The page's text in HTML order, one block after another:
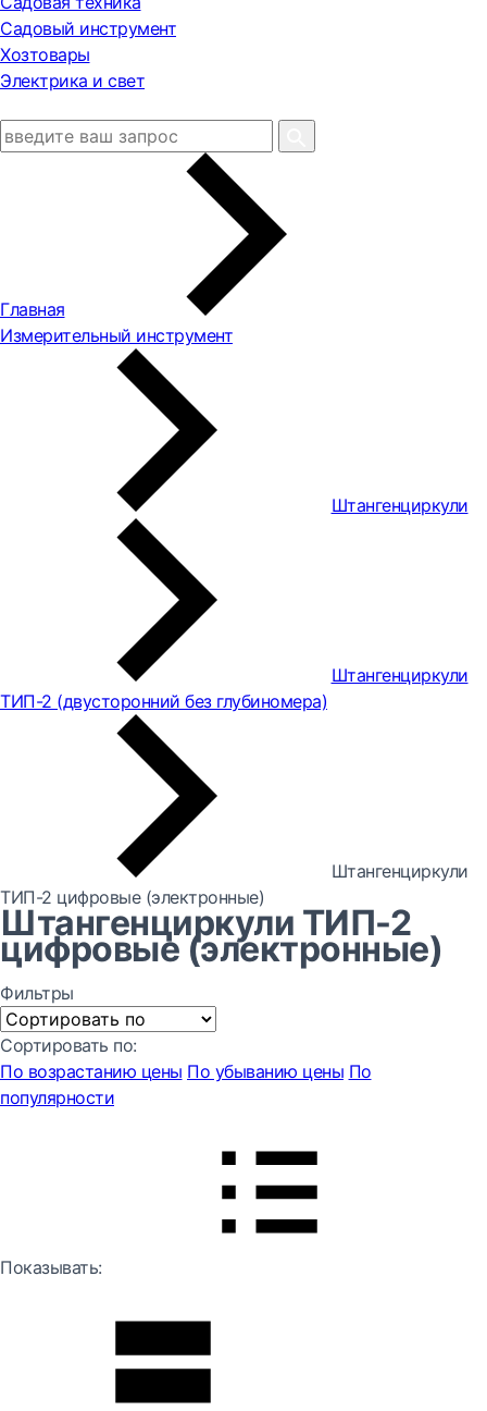
Садовый инструмент
Хозтовары
Электрика и свет
Главная
Измерительный инструмент
Штангенциркули
Штангенциркули
ТИП-2 (двусторонний без глубиномера)
Штангенциркули
ТИП-2 цифровые (электронные)
Штангенциркули ТИП-2
цифровые (электронные)
Фильтры
Сортировать по:
По возрастанию цены По убыванию цены По
популярности
Показывать: